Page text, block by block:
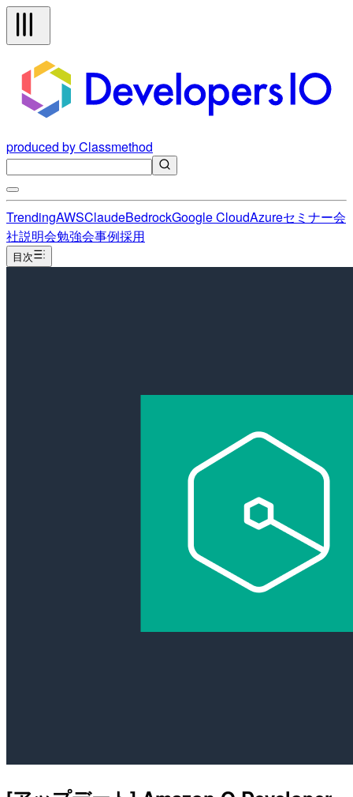
produced by Classmethod
TrendingAWSClaudeBedrockGoogle CloudAzureセミナー会
社説明会勉強会事例採用
目次